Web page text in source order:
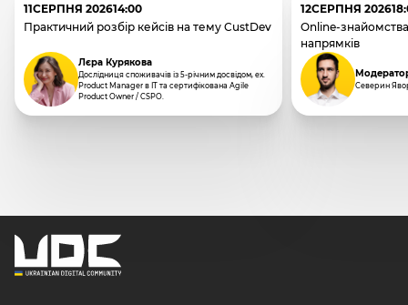
11СЕРПНЯ 202614:00
Практичний розбір кейсів на тему CustDev
Лєра Курякова
Дослідниця споживачів із 5-річним досвідом, ex.
Product Manager в IT та сертифікована Agile
Product Owner / CSPO.
12СЕРПНЯ 2026
Online-
напрямків
Северин